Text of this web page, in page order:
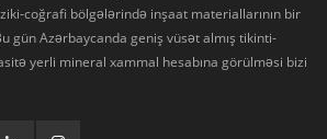
coğrafi bölgələrində inşaat materiallarının bir
gün Azərbaycanda geniş vüsət almış tikinti-
yerli mineral xammal hesabına görülməsi bizi